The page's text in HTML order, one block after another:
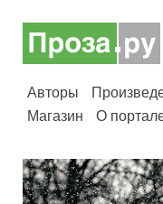
Авторы
Магазин
О